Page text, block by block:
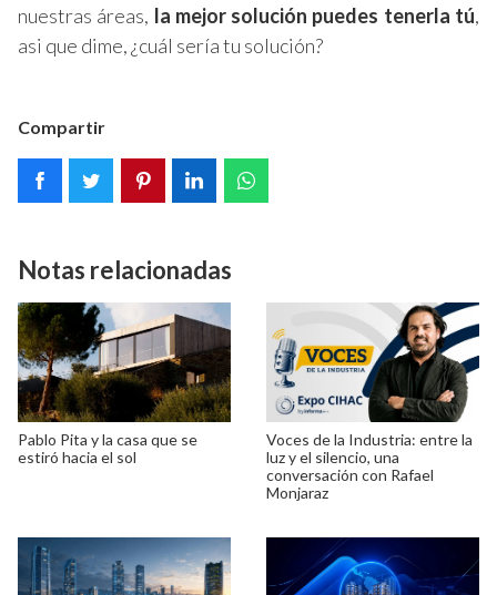
nuestras áreas, la mejor solución puedes tenerla tú,
asi que dime, ¿cuál sería tu solución?
Compartir
Notas relacionadas
Pablo Pita y la casa que se
estiró hacia el sol
Voces de la Industria: entre la
luz y el silencio, una
conversación con Rafael
Monjaraz